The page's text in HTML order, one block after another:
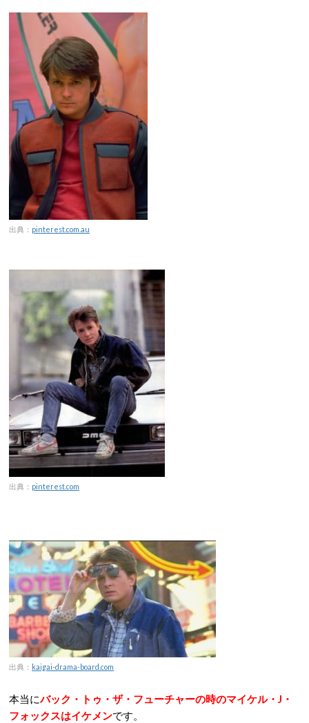
出典： pinterest.com.au
出典： pinterest.com
出典： kaigai-drama-board.com
本当にバック・トゥ・ザ・フューチャーの時のマイケル・J・
フォックスはイケメンです。